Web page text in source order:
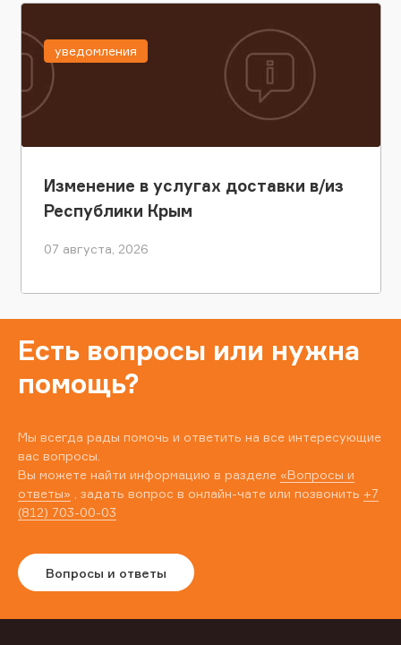
Изменение в услугах доставки в/из
Республики Крым
07 августа, 2026
уведомления
Есть вопросы или нужна
помощь?
Мы всегда рады помочь и ответить на все интересующие
вас вопросы.
Вы можете найти информацию в разделе «Вопросы и
ответы» , задать вопрос в онлайн-чате или позвонить +7
(812) 703-00-03
Вопросы и ответы